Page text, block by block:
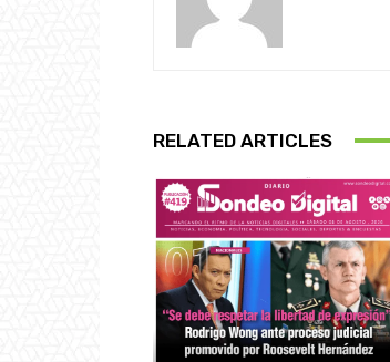
RELATED ARTICLES